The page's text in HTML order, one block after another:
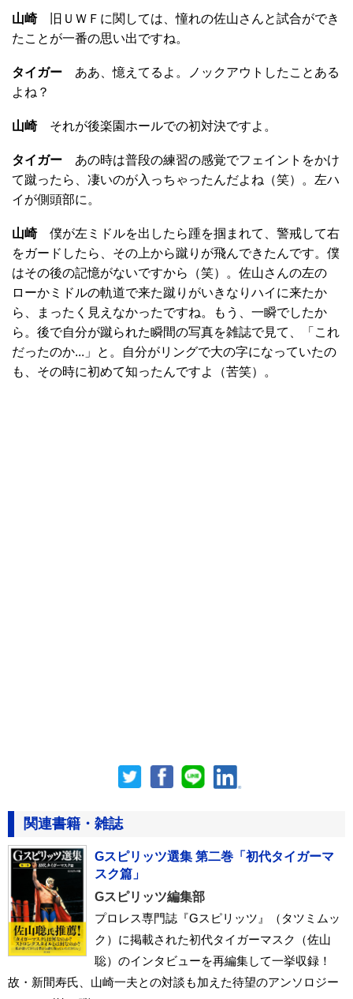
山崎旧ＵＷＦに関しては、憧れの佐山さんと試合ができ
たことが一番の思い出ですね。
タイガー ああ、憶えてるよ。ノックアウトしたことある
よね？
山崎それが後楽園ホールでの初対決ですよ。
タイガー あの時は普段の練習の感覚でフェイントをかけ
て蹴ったら、凄いのが入っちゃったんだよね（笑）。左ハ
イが側頭部に。
山崎僕が左ミドルを出したら踵を掴まれて、警戒して右
をガードしたら、その上から蹴りが飛んできたんです。僕
はその後の記憶がないですから（笑）。佐山さんの左の
ローかミドルの軌道で来た蹴りがいきなりハイに来たか
ら、まったく見えなかったですね。もう、一瞬でしたか
ら。後で自分が蹴られた瞬間の写真を雑誌で見て、「これ
だったのか...」と。自分がリングで大の字になっていたの
も、その時に初めて知ったんですよ（苦笑）。
関連書籍・雑誌
Gスピリッツ選集 第二巻「初代タイガーマ
スク篇」
Gスピリッツ編集部
プロレス専門誌『Gスピリッツ』（タツミムッ
ク）に掲載された初代タイガーマスク（佐山
聡）のインタビューを再編集して一挙収録！
故・新間寿氏、山崎一夫との対談も加えた待望のアンソロジー